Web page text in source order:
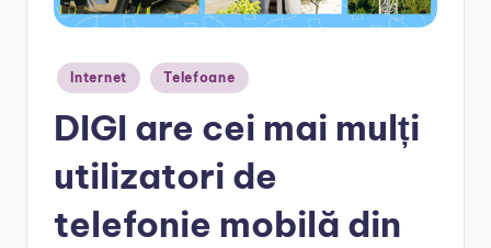
Posted
in
Internet Telefoane
DIGI are cei mai mulți
utilizatori de
telefonie mobilă din